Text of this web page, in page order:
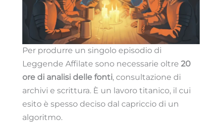
Per produrre un singolo episodio di
Leggende Affilate sono necessarie oltre 20
ore di analisi delle fonti, consultazione di
archivi e scrittura. È un lavoro titanico, il cui
esito è spesso deciso dal capriccio di un
algoritmo.